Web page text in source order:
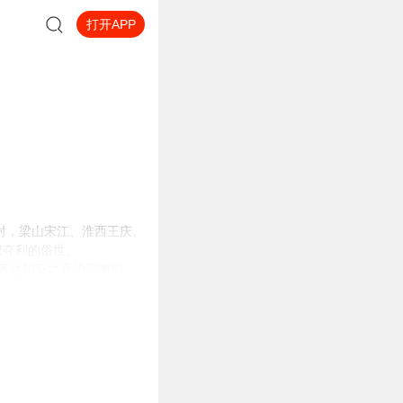
打开APP
梁山宋江、淮西王庆、
达招安之意的词曲唱
残酷的赏金猎人计划，
（公元1124年）宋江被